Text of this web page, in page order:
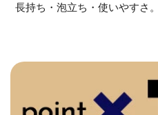
長持ち・泡立ち・使いやすさ